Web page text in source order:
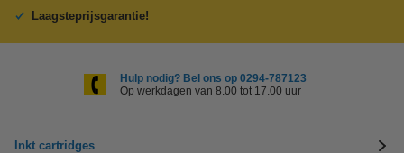
Laagsteprijsgarantie!
Hulp nodig? Bel ons op 0294-787123
Op werkdagen van 8.00 tot 17.00 uur
Inkt cartridges